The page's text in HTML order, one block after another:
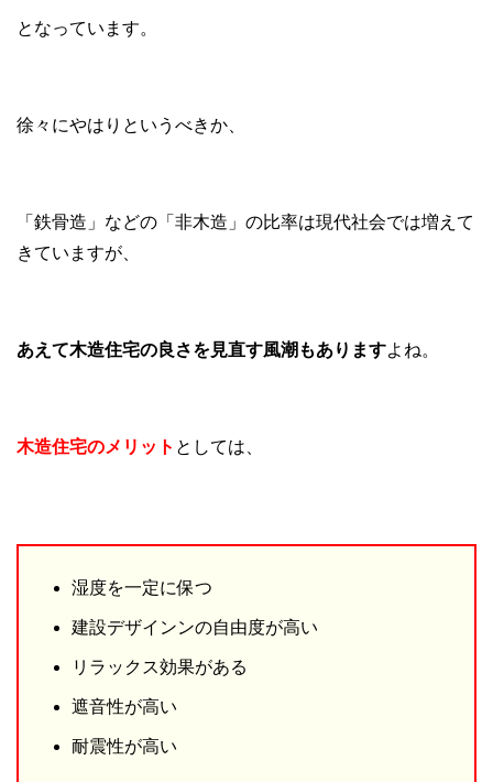
となっています。
徐々にやはりというべきか、
「鉄骨造」などの「非木造」の比率は現代社会では増えて
きていますが、
あえて木造住宅の良さを見直す風潮もありますよね。
木造住宅のメリット としては、
湿度を一定に保つ
建設デザインンの自由度が高い
リラックス効果がある
遮音性が高い
耐震性が高い